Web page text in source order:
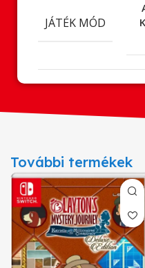
JÁTÉK MÓD
További termékek